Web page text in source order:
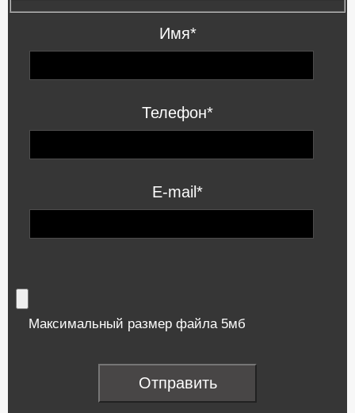
Имя*
Телефон*
E-mail*
Максимальный размер файла 5мб